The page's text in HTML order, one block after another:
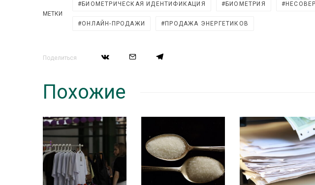
МЕТКИ
БИОМЕТРИЧЕСКАЯ ИДЕНТИФИКАЦИЯ БИОМЕТРИЯ
ОНЛАЙН-ПРОДАЖИ ПРОДАЖА ЭНЕРГЕТИКОВ
Поделиться
Похожие